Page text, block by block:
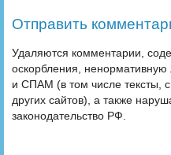
Отправить
Удаляются комментарии,
оскорбления, ненормативную
и СПАМ (в том числе тексты,
других сайтов), а также
законодательство РФ.